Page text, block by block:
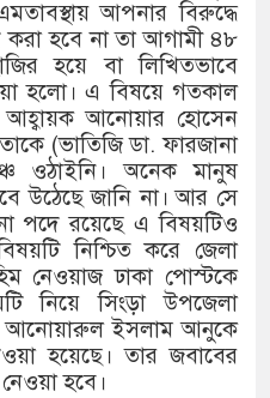
অবশেষে পদত্যাগ করলেন ভারতের
জামায়াত ফেরেশতাদের দল নয়,
আপনার বিরুদ্ধে
করা হবে না তা আগামী ৪৮
হয়ে বা লিখিতভাবে
হলো। এ বিষয়ে গতকাল
আহ্বায়ক আনোয়ার হোসেন
(ভাতিজি ডা. ফারজানা
ওঠাইনি। অনেক মানুষ
উঠেছে জানি না। আর সে
পদে রয়েছে এ বিষয়টিও
নিশ্চিত করে জেলা
নেওয়াজ ঢাকা পোস্টকে
নিয়ে সিংড়া উপজেলা
আনোয়ারুল ইসলাম আনুকে
হয়েছে। তার জবাবের
নেওয়া হবে।